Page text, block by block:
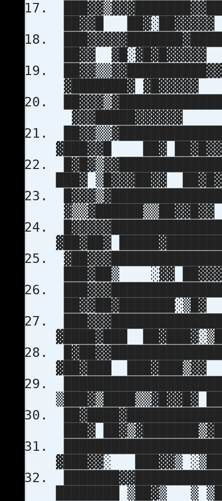
██▓▓█ ██▓░██▓▓▓▓▓
██▓▓ ▓█░▓█▓█▓▓▓▓▓
▓███████▓ ▓█▓▓▓▓▓
▓▓▓█████▓▓▓▓▓▓
▓███▓▓█ ██▓
███▓ ▒█▓▓▓██▓▓
▓▒▒▓██████▒▒██▓▓█▓▓
▓██▓██▓
███▓██▒ ░▓▓
▓████▓███
▓██▓███
▒███▓▒████▒▒▓█▓▓█▓
███▓
▓███▓▓░ ███▓▓▒
████████